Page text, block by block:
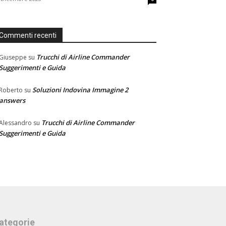
recenti
su Trucchi di Airline Commander
e Guida
su Soluzioni Indovina Immagine 2
su Trucchi di Airline Commander
e Guida